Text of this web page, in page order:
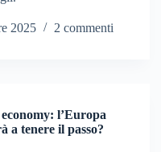
2025 2 commenti
economy: l’Europa
a tenere il passo?